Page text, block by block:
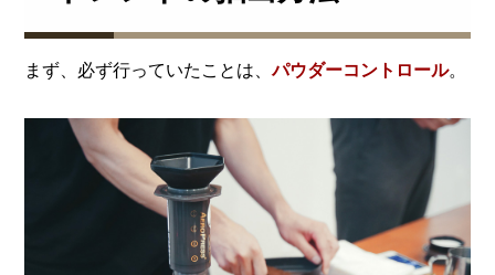
まず、必ず行っていたことは、パウダーコントロール。